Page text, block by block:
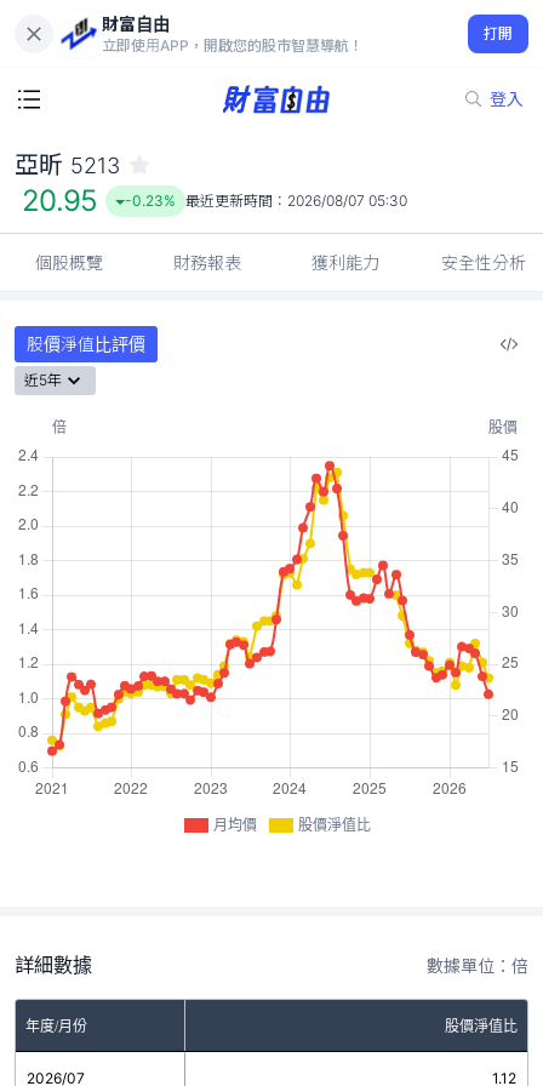
財富自由
立即使用APP，開啟您的股市智慧導航！
打開
登入
20.95
-0.23%
亞昕 5213
20.95 -0.23% 最近更新時間： 2026/08/07 05:30
個股概覽 財務報表 獲利能力 安全性分析
股價淨值比評價
近5年
月均價 股價淨值比
詳細數據 數據單位：倍
年度/月份 股價淨值比
2026/07 1.12